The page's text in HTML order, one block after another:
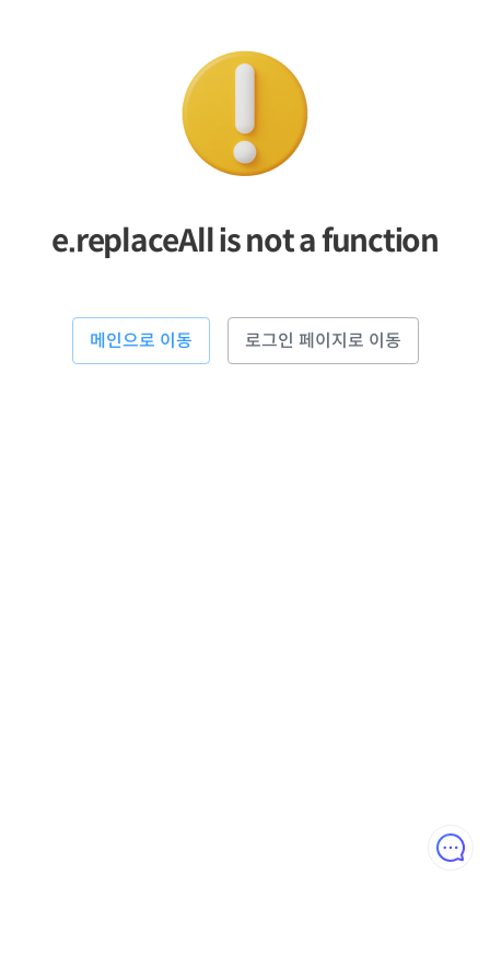
e.replaceAll is not a function
메인으로 이동 로그인 페이지로 이동